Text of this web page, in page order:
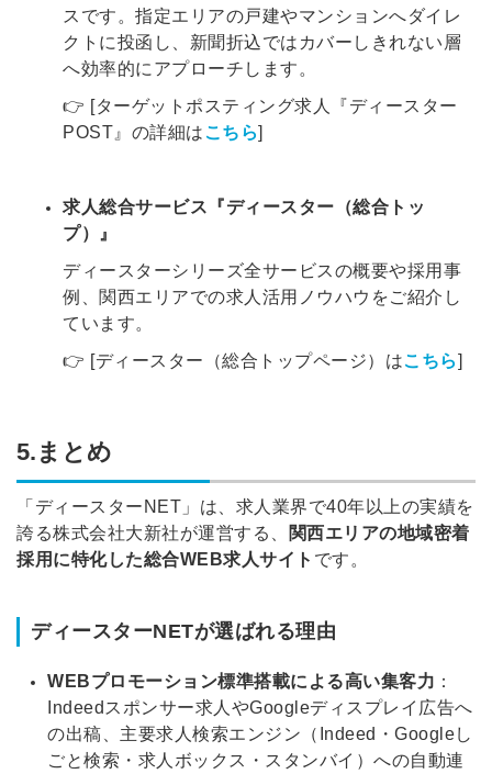
スです。指定エリアの戸建やマンションへダイレ
クトに投函し、新聞折込ではカバーしきれない層
へ効率的にアプローチします。
👉 [ターゲットポスティング求人『ディースター
POST』の詳細はこちら]
求人総合サービス『ディースター（総合トッ
プ）』
ディースターシリーズ全サービスの概要や採用事
例、関西エリアでの求人活用ノウハウをご紹介し
ています。
👉 [ディースター（総合トップページ）はこちら]
5.まとめ
「ディースターNET」は、求人業界で40年以上の実績を
誇る株式会社大新社が運営する、
関西エリアの地域密着
採用に特化した総合WEB求人サイト です。
ディースターNETが選ばれる理由
WEBプロモーション標準搭載による高い集客力 ：
Indeedスポンサー求人やGoogleディスプレイ広告へ
の出稿、主要求人検索エンジン（Indeed・Googleし
ごと検索・求人ボックス・スタンバイ）への自動連